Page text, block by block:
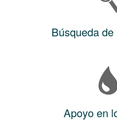
Búsqueda
Apoyo en